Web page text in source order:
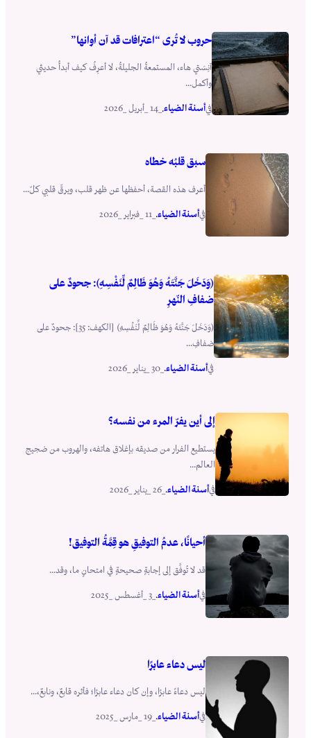
حروب لا تُرى “اعترافات قد آن أوانها”
آنِسَتي هاء، المستمعةُ الجليلةُ، لا أعرِفُ كيف أبدأُ حديثي
وأكمل...
فيأسنة الضياء. _14 _أبريل _2026
سبق قلبُه خطاه
أعرف هذه القصة، أحفظها عن ظهر قلب، ويرقّ قلبي كلّ...
فيأسنة الضياء.
(وَدَخَلَ جَنَّتَهُ وَهُوَ ظَالِمٌ لِّنَفْسِهِ): جحودٌ على
ضفافِ النّهرِ
(وَدَخَلَ جَنَّتَهُ وَهُوَ ظَالِمٌ لِّنَفْسِهِ) [الكهف: 35]: جحودٌ على
ضفافِ...
فيأسنة الضياء.
إلى أين يفرّ المرء من نفسه؟
يستطيع الفرار من صديقه بإغلاق هاتفه، والهروب من ضجيج
العالم...
فيأسنة الضياء. _26 _يناير _2026
أحيانًا، عدمُ التوفيقِ هو قِمَّةُ التوفيق!
قد لا تُوفَّق إلى إجابةٍ صحيحةٍ في امتحانٍ ما، وقد...
فيأسنة الضياء.
ليس دعاء عابرًا
ليس دعاءً عابرًا، وإن كان دعاء عابرًا؛ فأثره قابعٌ، ونابعٌ،...
فيأسنة الضياء.